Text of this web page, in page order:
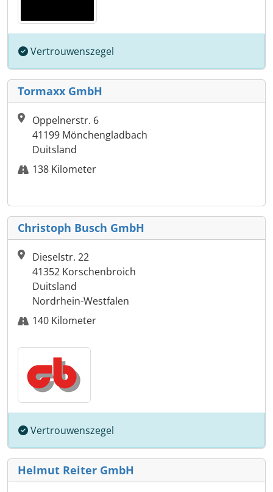
Vertrouwenszegel
Tormaxx GmbH
Oppelnerstr. 6
41199 Mönchengladbach
Duitsland
138 Kilometer
Christoph Busch GmbH
Dieselstr. 22
41352 Korschenbroich
Duitsland
Nordrhein-Westfalen
140 Kilometer
Vertrouwenszegel
Helmut Reiter GmbH